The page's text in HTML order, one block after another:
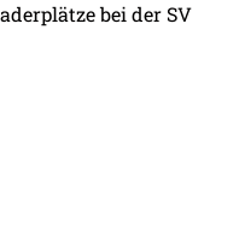
bei der SV